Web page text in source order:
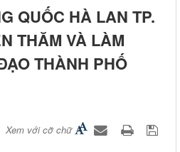
QUỐC HÀ LAN TP.
THĂM VÀ LÀM
THÀNH PHỐ
Xem với cỡ chữ